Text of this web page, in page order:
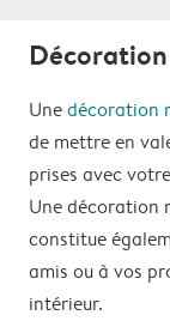
Unedécoration
de mettre en
prises avec
Une décoration
constitue
amis ou à vos
intérieur.